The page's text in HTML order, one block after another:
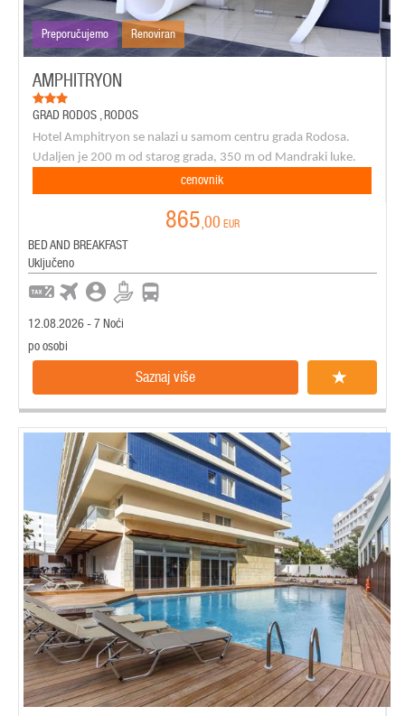
Preporučujemo Renoviran
AMPHITRYON
GRAD RODOS ,RODOS
Hotel Amphitryon se nalazi u samom centru grada Rodosa.
Udaljen je 200 m od starog grada, 350 m od Mandraki luke.
cenovnik
865,00 EUR
BED AND BREAKFAST
Uključeno
12.08.2026 - 7 Noći
po osobi
Saznaj više